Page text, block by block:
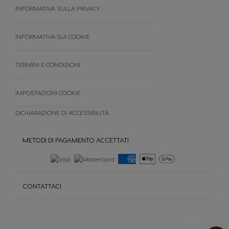
Premio
METODI DI PAGAMENTO ACCETTATI
CONTATTACI
INFORMATIVA SULLA PRIVACY
INFORMATIVA SUI COOKIE
TERMINI E CONDIZIONI
IMPOSTAZIONI COOKIE
DICHIARAZIONE DI ACCESSIBILITÀ